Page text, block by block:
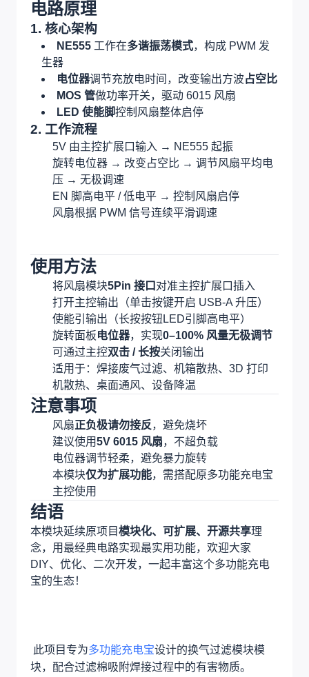
电路原理
1. 核心架构
NE555 工作在多谐振荡模式，构成 PWM 发
生器
电位器调节充放电时间，改变输出方波占空比
MOS 管做功率开关，驱动 6015 风扇
LED 使能脚控制风扇整体启停
2. 工作流程
5V 由主控扩展口输入 → NE555 起振
旋转电位器 → 改变占空比 → 调节风扇平均电
压 → 无极调速
EN 脚高电平 / 低电平 → 控制风扇启停
风扇根据 PWM 信号连续平滑调速
使用方法
将风扇模块5Pin 接口 对准主控扩展口插入
打开主控输出（单击按键开启 USB-A 升压）
使能引输出（长按按钮LED引脚高电平）
旋转面板电位器，实现0–100% 风量无极调节
可通过主控双击 / 长按关闭输出
适用于：焊接废气过滤、机箱散热、3D 打印
机散热、桌面通风、设备降温
注意事项
风扇正负极请勿接反，避免烧坏
建议使用5V 6015 风扇，不超负载
电位器调节轻柔，避免暴力旋转
本模块仅为扩展功能，需搭配原多功能充电宝
主控使用
结语
本模块延续原项目模块化、可扩展、开源共享理
念，用最经典电路实现最实用功能，欢迎大家
DIY、优化、二次开发，一起丰富这个多功能充电
宝的生态！
此项目专为多功能充电宝设计的换气过滤模块模
块，配合过滤棉吸附焊接过程中的有害物质。